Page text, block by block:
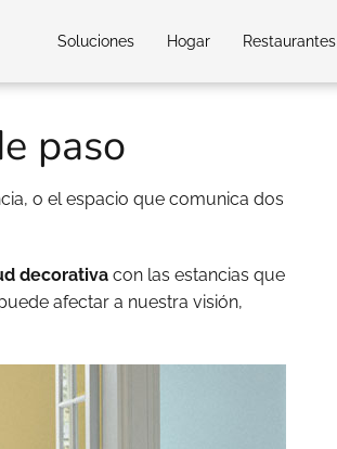
Soluciones Hogar Restaurantes
paso
o el espacio que comunica dos
decorativa con las estancias que
afectar a nuestra visión,